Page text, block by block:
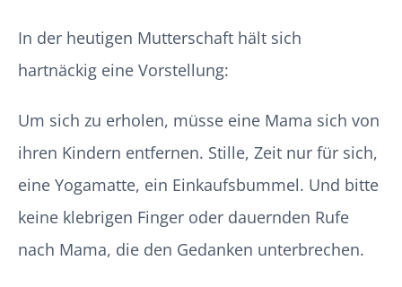
In der heutigen Mutterschaft hält sich
hartnäckig eine Vorstellung:
Um sich zu erholen, müsse eine Mama sich von
ihren Kindern entfernen. Stille, Zeit nur für sich,
eine Yogamatte, ein Einkaufsbummel. Und bitte
keine klebrigen Finger oder dauernden Rufe
nach Mama, die den Gedanken unterbrechen.